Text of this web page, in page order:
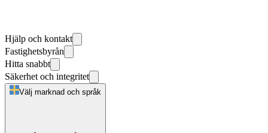
Hjälp och kontakt
Fastighetsbyrån
Hitta snabbt
Säkerhet och integritet
Välj marknad och språk